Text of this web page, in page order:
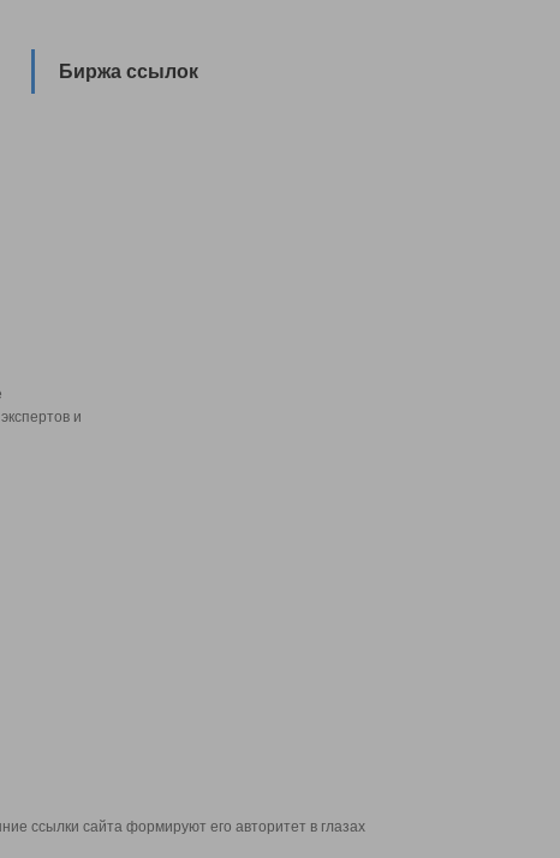
Биржа ссылок
и
ссылки сайта формируют его авторитет в глазах